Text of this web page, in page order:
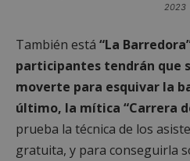
2023
También está “La
participantes tendrán que
moverte para esquivar la
último, la mítica “Carrera
prueba la técnica de los
gratuita, y para conseguirla